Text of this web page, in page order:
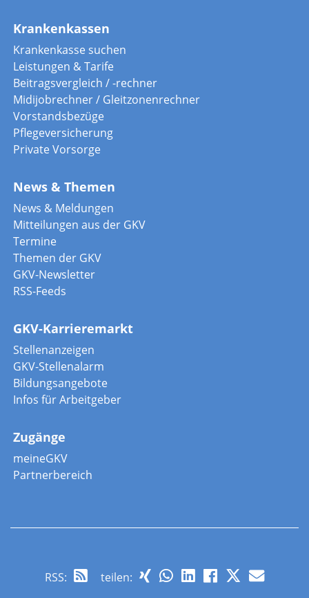
Krankenkassen
Krankenkasse suchen
Leistungen & Tarife
Beitragsvergleich / -rechner
Midijobrechner / Gleitzonenrechner
Vorstandsbezüge
Pflegeversicherung
Private Vorsorge
News & Themen
News & Meldungen
Mitteilungen aus der GKV
Termine
Themen der GKV
GKV-Newsletter
RSS-Feeds
GKV-Karrieremarkt
Stellenanzeigen
GKV-Stellenalarm
Bildungsangebote
Infos für Arbeitgeber
Zugänge
meineGKV
Partnerbereich
RSS: teilen: